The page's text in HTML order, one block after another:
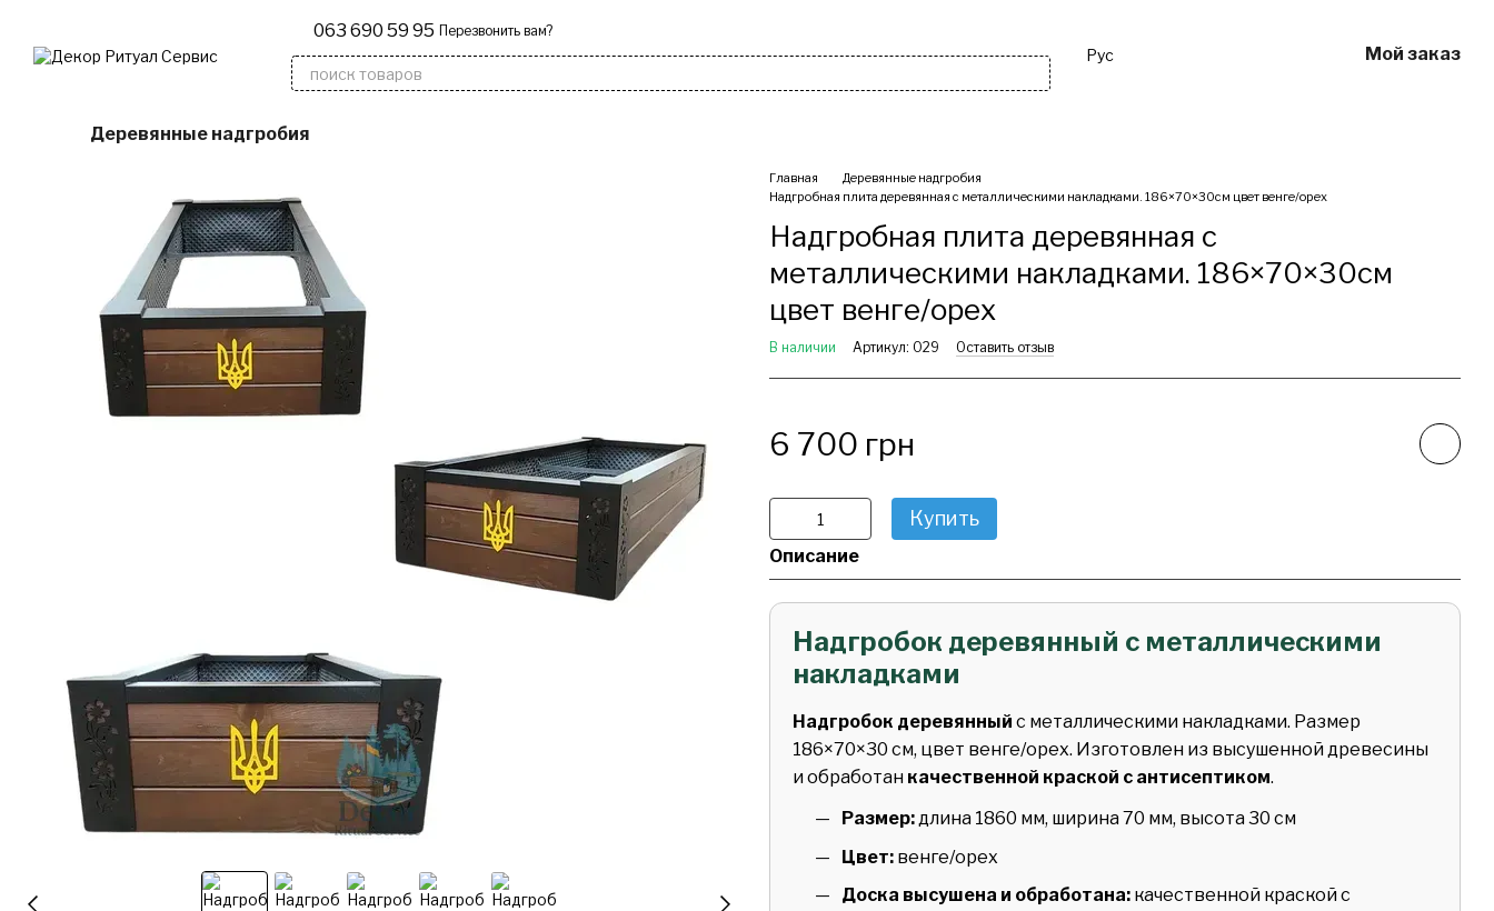
063 690 59 95 Перезвонить вам?
Рус Мой заказ
Деревянные надгробия
Главная
Деревянные надгробия
Надгробная плита деревянная с металлическими накладками. 186×70×30см цвет венге/орех
Надгробная плита деревянная с
металлическими накладками. 186×70×30см
цвет венге/орех
В наличии Артикул: 029 Оставить отзыв
6 700 грн
Купить
Описание
Надгробок деревянный с металлическими
накладками
Надгробок деревянный с металлическими накладками. Размер
186×70×30 см, цвет венге/орех. Изготовлен из высушенной древесины
и обработан качественной краской с антисептиком.
Размер:длина 1860 мм, ширина 70 мм, высота 30 см
Цвет: венге/орех
Доска высушена и обработана: качественной краской с